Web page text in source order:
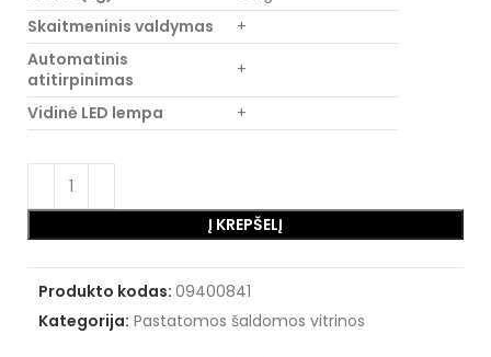
Skaitmeninis valdymas
+
Automatinis
atitirpinimas
+
Vidinė LED lempa
+
Į KREPŠELĮ
Produkto kodas: 09400841
Kategorija: Pastatomos šaldomos vitrinos